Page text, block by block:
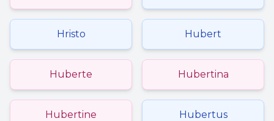
Hristo Hubert
Huberte Hubertina
Hubertine Hubertus